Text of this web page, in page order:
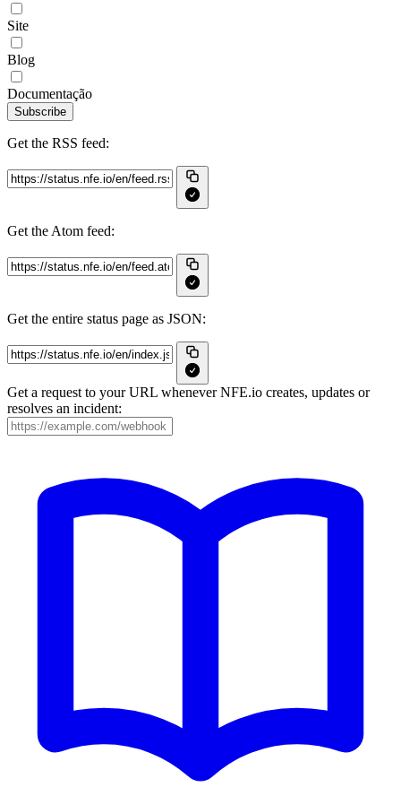
Site
Blog
Documentação
Subscribe
Get the RSS feed:
Get the Atom feed:
Get the entire status page as JSON:
Get a request to your URL whenever NFE.io creates, updates or
resolves an incident: